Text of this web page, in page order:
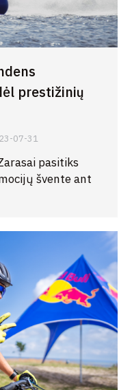
prestižinių
07-31
pasitiks
švente ant